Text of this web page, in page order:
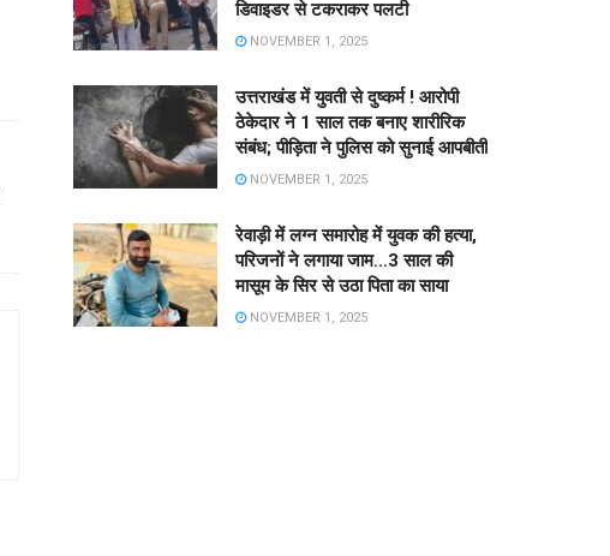
डिवाइडर से टकराकर पलटी
NOVEMBER 1, 2025
उत्तराखंड में युवती से दुष्कर्म ! आरोपी
ठेकेदार ने 1 साल तक बनाए शारीरिक
संबंध; पीड़िता ने पुलिस को सुनाई आपबीती
NOVEMBER 1, 2025
रेवाड़ी में लग्न समारोह में युवक की हत्या,
परिजनों ने लगाया जाम…3 साल की
मासूम के सिर से उठा पिता का साया
NOVEMBER 1, 2025